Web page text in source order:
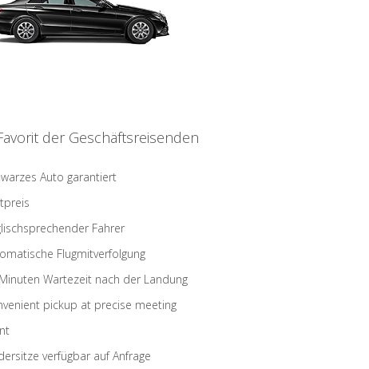
der Geschäftsreisenden
Auto garantiert
Fahrer
Flugmitverfolgung
Wartezeit nach der Landung
pickup at precise meeting
verfügbar auf Anfrage